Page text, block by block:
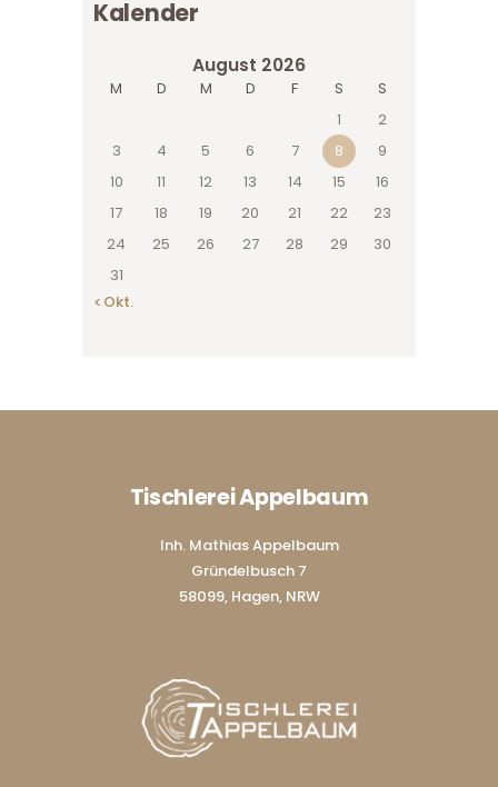
Kalender
August 2026
M D M D F S
S
1
2
3
4 5 6 7 8
9
10
11 12 13 14 15
16
17
18 19 20 21 22
23
24
25 26 27 28 29
30
31
« Okt.
Tischlerei Appelbaum
Inh. Mathias Appelbaum
Gründelbusch 7
58099, Hagen, NRW